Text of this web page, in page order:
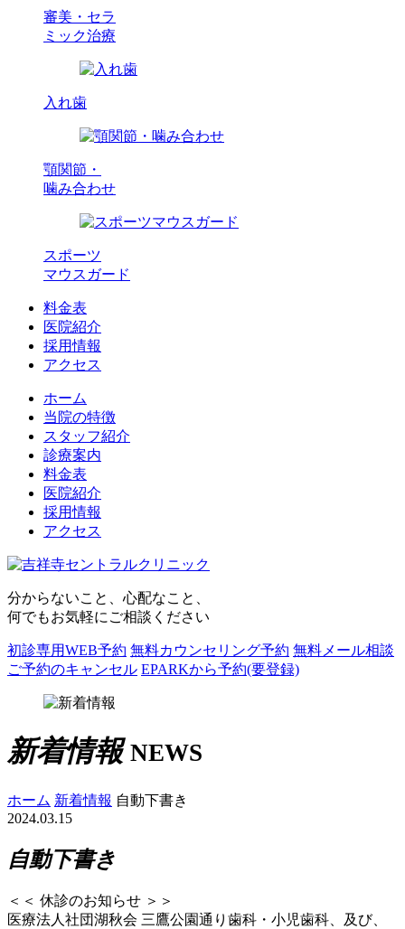
審美・セラ
ミック治療
入れ歯
顎関節・
噛み合わせ
スポーツ
マウスガード
料金表
医院紹介
採用情報
アクセス
ホーム
当院の特徴
スタッフ紹介
診療案内
料金表
医院紹介
採用情報
アクセス
分からないこと、心配なこと、
何でもお気軽にご相談ください
初診専用WEB予約 無料カウンセリング予約 無料メール相談
ご予約のキャンセル EPARKから予約(要登録)
新着情報 NEWS
ホーム 新着情報 自動下書き
2024.03.15
自動下書き
＜＜ 休診のお知らせ ＞＞
医療法人社団湖秋会 三鷹公園通り歯科・小児歯科、及び、